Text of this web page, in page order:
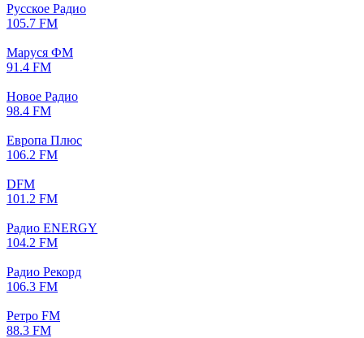
Русское Радио
105.7 FM
Маруся ФМ
91.4 FM
Новое Радио
98.4 FM
Европа Плюс
106.2 FM
DFM
101.2 FM
Радио ENERGY
104.2 FM
Радио Рекорд
106.3 FM
Ретро FM
88.3 FM